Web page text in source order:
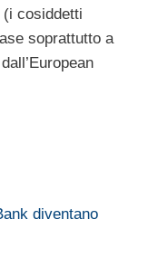
cosiddetti
soprattutto a
diventano